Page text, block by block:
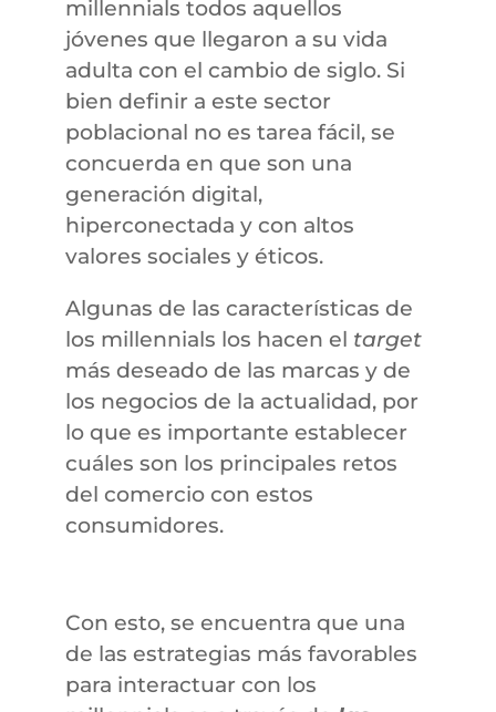
millennials todos aquellos
jóvenes que llegaron a su vida
adulta con el cambio de siglo. Si
bien definir a este sector
poblacional no es tarea fácil, se
concuerda en que son una
generación digital,
hiperconectada y con altos
valores sociales y éticos.
Algunas de las características de
los millennials los hacen el target
más deseado de las marcas y de
los negocios de la actualidad, por
lo que es importante establecer
cuáles son los principales retos
del comercio con estos
consumidores.
Con esto, se encuentra que una
de las estrategias más favorables
para interactuar con los